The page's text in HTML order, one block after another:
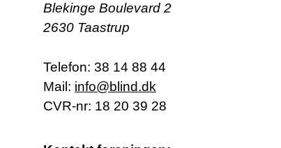
Blekinge Boulevard 2
2630 Taastrup
Telefon: 38 14 88 44
Mail: info@blind.dk
CVR-nr: 18 20 39 28